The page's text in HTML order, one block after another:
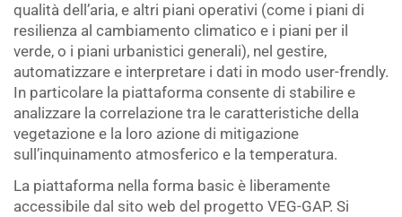
qualità dell’aria, e altri piani operativi (come i piani di
resilienza al cambiamento climatico e i piani per il
verde, o i piani urbanistici generali), nel gestire,
automatizzare e interpretare i dati in modo user-frendly.
In particolare la piattaforma consente di stabilire e
analizzare la correlazione tra le caratteristiche della
vegetazione e la loro azione di mitigazione
sull’inquinamento atmosferico e la temperatura.
La piattaforma nella forma basic è liberamente
accessibile dal sito web del progetto VEG-GAP. Si